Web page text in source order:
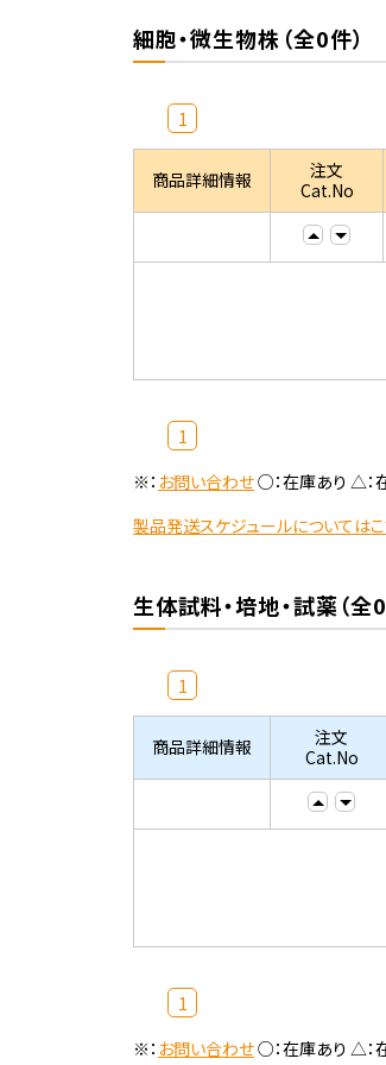
細胞・微生物株（全0件）
1
商品詳細情報
注文
Cat.No
1
※： お問い合わせ○：在庫あり △：
製品発送スケジュールについてはこ
生体試料・培地・試薬（全0
1
商品詳細情報
注文
Cat.No
1
※： お問い合わせ○：在庫あり △：